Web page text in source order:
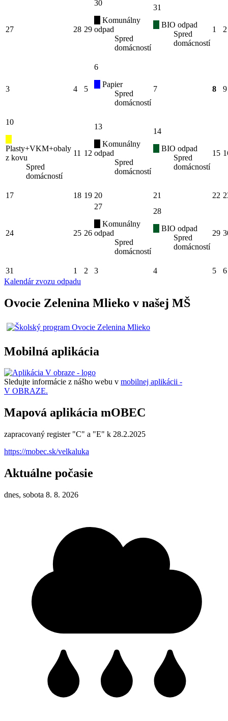
27 28 29
30
Komunálny
odpad
Spred
domácností
31
BIO odpad
Spred
domácností
1 2
3 4 5
6
Papier
Spred
domácností
7 8 9
10
Plasty+VKM+obaly
z kovu
Spred
domácností
11 12
13
Komunálny
odpad
Spred
domácností
14
BIO odpad
Spred
domácností
15
17 18 19 20 21 22
24 25 26
27
Komunálny
odpad
Spred
domácností
28
BIO odpad
Spred
domácností
29
31 1 2 3 4 5
6
Kalendár zvozu odpadu
Ovocie Zelenina Mlieko v našej MŠ
Mobilná aplikácia
Sledujte informácie z nášho webu v mobilnej aplikácii -
V OBRAZE.
Mapová aplikácia mOBEC
zapracovaný register "C" a "E" k 28.2.2025
https://mobec.sk/velkaluka
Aktuálne počasie
dnes, sobota 8. 8. 2026